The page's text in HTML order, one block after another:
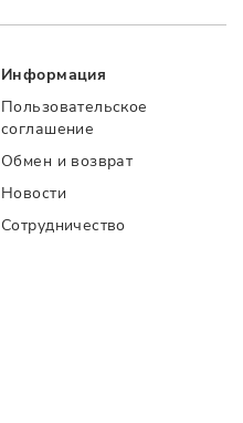
Информация
Пользовательское
соглашение
Обмен и возврат
Новости
Сотрудничество